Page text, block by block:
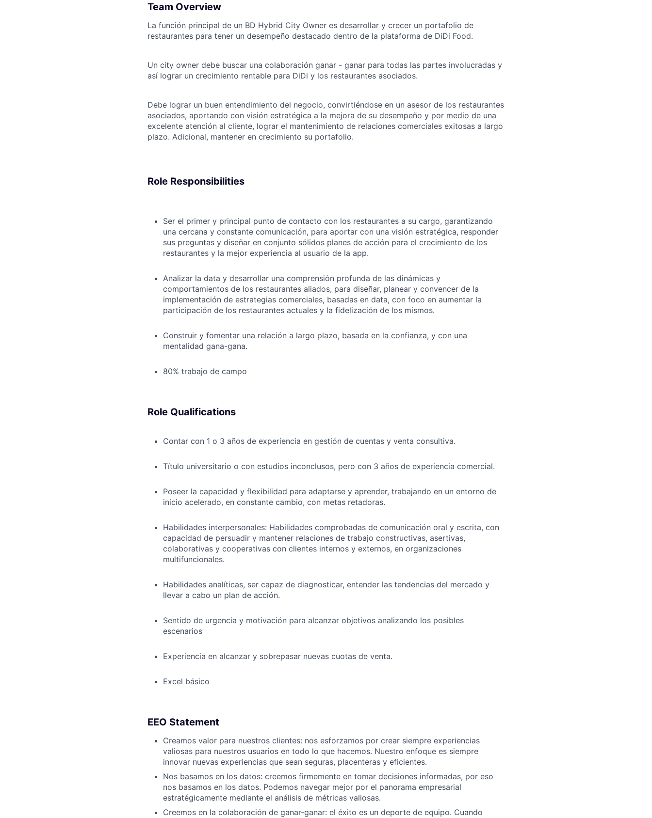
Team Overview
La función principal de un BD Hybrid City Owner es desarrollar y crecer un portafolio de
restaurantes para tener un desempeño destacado dentro de la plataforma de DiDi Food.
Un city owner debe buscar una colaboración ganar - ganar para todas las partes involucradas y
así lograr un crecimiento rentable para DiDi y los restaurantes asociados.
Debe lograr un buen entendimiento del negocio, convirtiéndose en un asesor de los restaurantes
asociados, aportando con visión estratégica a la mejora de su desempeño y por medio de una
excelente atención al cliente, lograr el mantenimiento de relaciones comerciales exitosas a largo
plazo. Adicional, mantener en crecimiento su portafolio.
Role Responsibilities
Ser el primer y principal punto de contacto con los restaurantes a su cargo, garantizando
una cercana y constante comunicación, para aportar con una visión estratégica, responder
sus preguntas y diseñar en conjunto sólidos planes de acción para el crecimiento de los
restaurantes y la mejor experiencia al usuario de la app.
Analizar la data y desarrollar una comprensión profunda de las dinámicas y
comportamientos de los restaurantes aliados, para diseñar, planear y convencer de la
implementación de estrategias comerciales, basadas en data, con foco en aumentar la
participación de los restaurantes actuales y la fidelización de los mismos.
Construir y fomentar una relación a largo plazo, basada en la confianza, y con una
mentalidad gana-gana.
80% trabajo de campo
Role Qualifications
Contar con 1 o 3 años de experiencia en gestión de cuentas y venta consultiva.
Título universitario o con estudios inconclusos, pero con 3 años de experiencia comercial.
Poseer la capacidad y flexibilidad para adaptarse y aprender, trabajando en un entorno de
inicio acelerado, en constante cambio, con metas retadoras.
Habilidades interpersonales: Habilidades comprobadas de comunicación oral y escrita, con
capacidad de persuadir y mantener relaciones de trabajo constructivas, asertivas,
colaborativas y cooperativas con clientes internos y externos, en organizaciones
multifuncionales.
Habilidades analíticas, ser capaz de diagnosticar, entender las tendencias del mercado y
llevar a cabo un plan de acción.
Sentido de urgencia y motivación para alcanzar objetivos analizando los posibles
escenarios
Experiencia en alcanzar y sobrepasar nuevas cuotas de venta.
Excel básico
EEO Statement
Creamos valor para nuestros clientes: nos esforzamos por crear siempre experiencias
valiosas para nuestros usuarios en todo lo que hacemos. Nuestro enfoque es siempre
innovar nuevas experiencias que sean seguras, placenteras y eficientes.
Nos basamos en los datos: creemos firmemente en tomar decisiones informadas, por eso
nos basamos en los datos. Podemos navegar mejor por el panorama empresarial
estratégicamente mediante el análisis de métricas valiosas.
Creemos en la colaboración de ganar-ganar: el éxito es un deporte de equipo. Cuando